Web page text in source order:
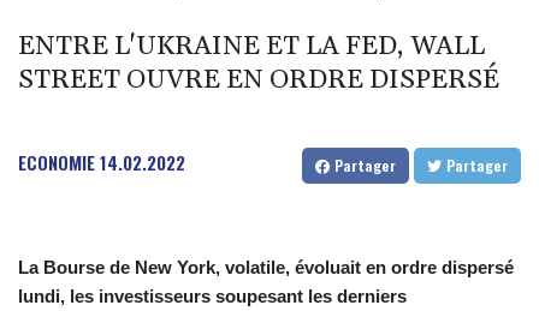
CAD 1.401165
CDF
CLF 0.023148
CLP 914.020319
COP 3182.69
ENTRE L'UKRAINE ET LA FED, WALL
STREET OUVRE EN ORDRE DISPERSÉ
ECONOMIE14.02.2022 Partager Partager
La Bourse de New York, volatile, évoluait en ordre dispersé
lundi, les investisseurs soupesant les derniers